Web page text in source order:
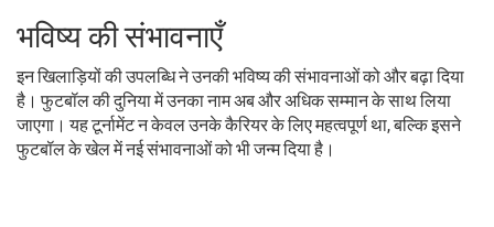
भविष्य की संभावनाएँ
इन खिलाड़ियों की उपलब्धि ने उनकी भविष्य की संभावनाओं को और बढ़ा दिया
है। फुटबॉल की दुनिया में उनका नाम अब और अधिक सम्मान के साथ लिया
जाएगा। यह टूर्नामेंट न केवल उनके कैरियर के लिए महत्वपूर्ण था, बल्कि इसने
फुटबॉल के खेल में नई संभावनाओं को भी जन्म दिया है।